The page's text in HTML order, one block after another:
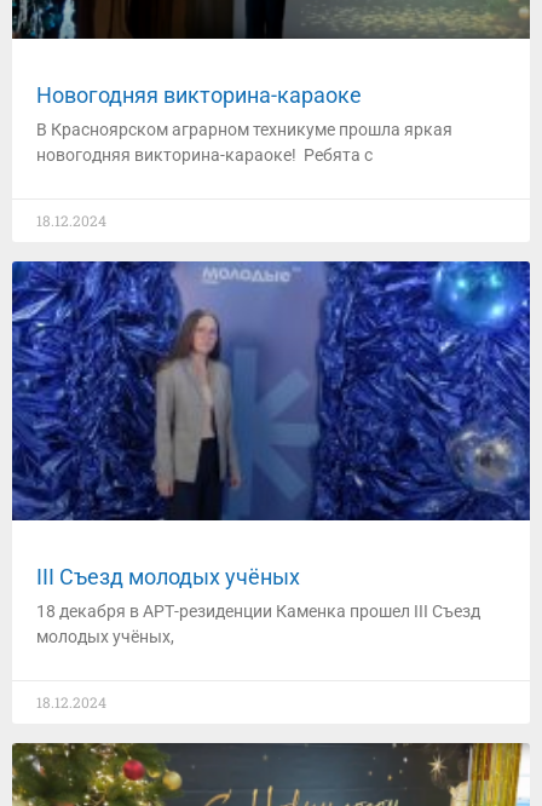
Новогодняя викторина-караоке
В Красноярском аграрном техникуме прошла яркая
новогодняя викторина-караоке! Ребята с
18.12.2024
III Съезд молодых учёных
18 декабря в АРТ-резиденции Каменка прошел III Съезд
молодых учёных,
18.12.2024